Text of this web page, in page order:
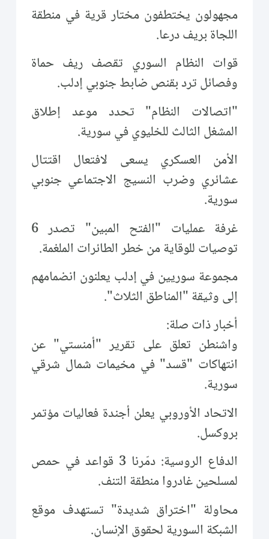
مجهولون يختطفون مختار قرية في منطقة
اللجاة بريف درعا.
قوات النظام السوري تقصف ريف حماة
وفصائل ترد بقنص ضابط جنوبي إدلب.
"اتصالات النظام" تحدد موعد إطلاق
المشغل الثالث للخليوي في سورية.
الأمن العسكري يسعى لافتعال اقتتال
عشائري وضرب النسيج الاجتماعي جنوبي
سورية.
غرفة عمليات "الفتح المبين" تصدر 6
توصيات للوقاية من خطر الطائرات الملغمة.
مجموعة سوريين في إدلب يعلنون انضمامهم
إلى وثيقة "المناطق الثلاث".
أخبار ذات صلة:
واشنطن تعلق على تقرير "أمنستي" عن
انتهاكات "قسد" في مخيمات شمال شرقي
سورية.
الاتحاد الأوروبي يعلن أجندة فعاليات مؤتمر
بروكسل.
الدفاع الروسية: دمّرنا 3 قواعد في حمص
لمسلحين غادروا منطقة التنف.
محاولة "اختراق شديدة" تستهدف موقع
الشبكة السورية لحقوق الإنسان.